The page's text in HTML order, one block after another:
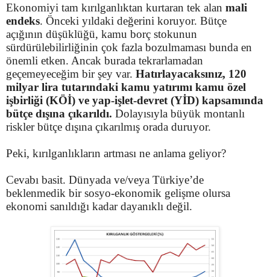
Ekonomiyi tam kırılganlıktan kurtaran tek alan mali
endeks. Önceki yıldaki değerini koruyor. Bütçe
açığının düşüklüğü, kamu borç stokunun
sürdürülebilirliğinin çok fazla bozulmaması bunda en
önemli etken. Ancak burada tekrarlamadan
geçemeyeceğim bir şey var. Hatırlayacaksınız, 120
milyar lira tutarındaki kamu yatırımı kamu özel
işbirliği (KÖİ) ve yap-işlet-devret (YİD) kapsamında
bütçe dışına çıkarıldı. Dolayısıyla büyük montanlı
riskler bütçe dışına çıkarılmış orada duruyor.
Peki, kırılganlıkların artması ne anlama geliyor?
Cevabı basit. Dünyada ve/veya Türkiye’de
beklenmedik bir sosyo-ekonomik gelişme olursa
ekonomi sanıldığı kadar dayanıklı değil.